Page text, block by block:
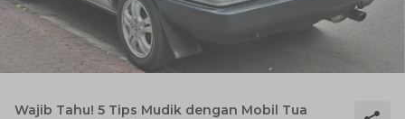
Wajib Tahu! 5 Tips Mudik dengan Mobil Tua